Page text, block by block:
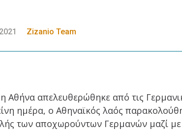
Zizanio Team
Αθήνα απελευθερώθηκε από τις
ημέρα, ο Αθηναϊκός λαός
των αποχωρούντων Γερμανών μαζί